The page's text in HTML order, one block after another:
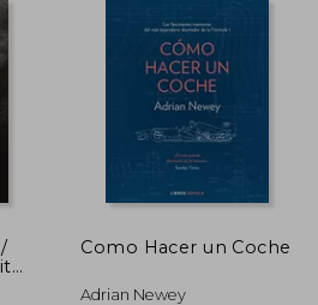
Como Hacer un Coche
Adrian Newey